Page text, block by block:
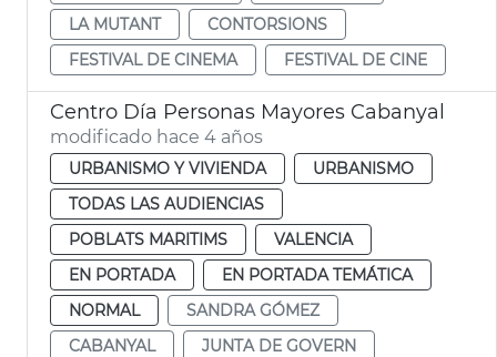
LA MUTANT
CONTORSIONS
FESTIVAL DE CINEMA
FESTIVAL DE CINE
Centro Día Personas Mayores Cabanyal
modificado hace 4 años
URBANISMO Y VIVIENDA
URBANISMO
TODAS LAS AUDIENCIAS
POBLATS MARITIMS
VALENCIA
EN PORTADA
EN PORTADA TEMÁTICA
NORMAL
SANDRA GÓMEZ
CABANYAL
JUNTA DE GOVERN